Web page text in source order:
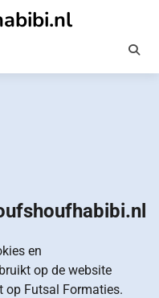
en
op de website
Futsal Formaties.